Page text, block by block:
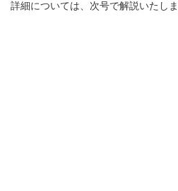
詳細については、次号で解説いたし